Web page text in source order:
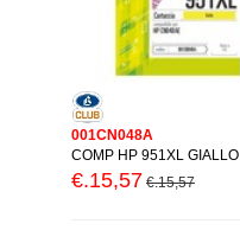
001CN048A
COMP HP 951XL GIALLO
€.15,57 €.15,57